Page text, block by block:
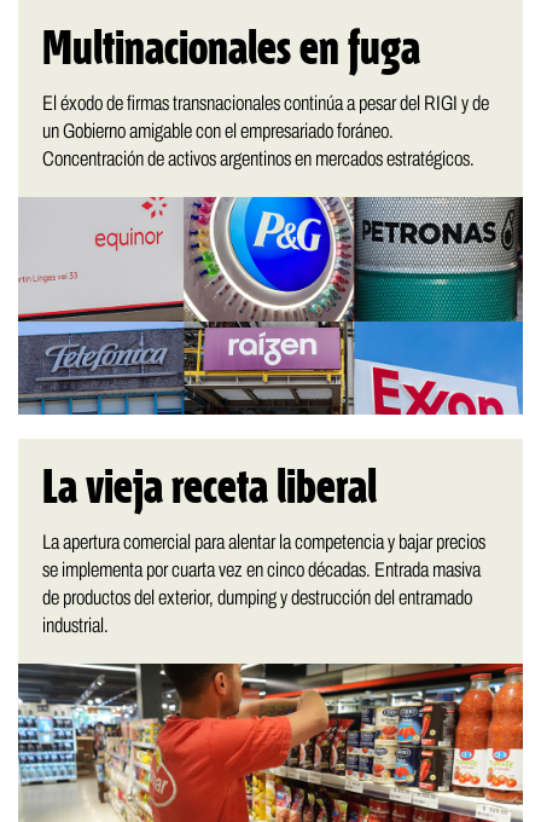
Multinacionales en fuga
El éxodo de firmas transnacionales continúa a pesar del RIGI y de
un Gobierno amigable con el empresariado foráneo.
Concentración de activos argentinos en mercados estratégicos.
La vieja receta liberal
La apertura comercial para alentar la competencia y bajar precios
se implementa por cuarta vez en cinco décadas. Entrada masiva
de productos del exterior, dumping y destrucción del entramado
industrial.